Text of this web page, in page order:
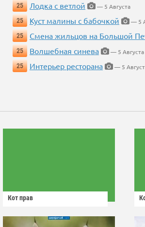
25
Лодка с ветлой
— 5 Августа
25
Куст малины с бабочкой
— 5
25
Смена жильцов на Большой
25
Волшебная синева
— 5 Августа
25
Интерьер ресторана — 5
Кот прав